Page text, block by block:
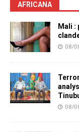
AFRICANA
Mali
08/
08/